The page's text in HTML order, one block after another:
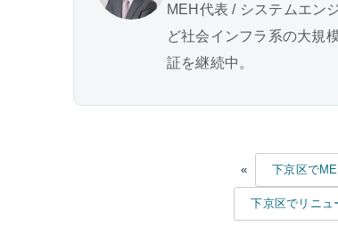
MEH代表 / システムエン
ど社会インフラ系の大規
証を継続中。
« 下京区で
下京区でリニュ